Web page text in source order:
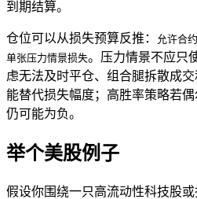
到期结算。
仓位可以从损失预算反推：
允许合
单张压力情景损失。压力情景不应只
虑无法及时平仓、组合腿拆散成
能替代损失幅度；高胜率策略若
仍可能为负。
举个美股例子
假设你围绕一只高流动性科技股